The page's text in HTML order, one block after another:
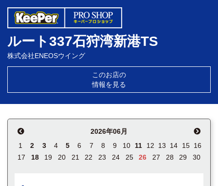
ルート337石狩湾新港TS
株式会社ENEOSウイング
このお店の
情報を見る
2026年06月
1
2 3 4 5 6 7 8 9 10 11 12 13 14 15 16
17
18 19 20 21 22 23 24 25 26 27 28 29 30